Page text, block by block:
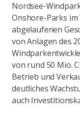
Nordsee-
Onshore-Parks
abgelaufenen
von Anlagen des
von rund 50 Mio.
Betrieb und
deutliches
auch